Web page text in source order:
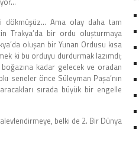
dökmüşüz… Ama olay daha tam
Trakya’da bir ordu oluşturmaya
oluşan bir Yunan Ordusu kısa
ki bu orduyu durdurmak lazımdı;
kadar gelecek ve oradan
seneler önce Süleyman Paşa’nın
sırada büyük bir engelle
belki de 2. Bir Dünya